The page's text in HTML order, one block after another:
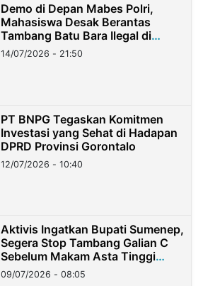
Demo di Depan Mabes Polri,
Mahasiswa Desak Berantas
Tambang Batu Bara Ilegal di
Lampung
14/07/2026 - 21:50
PT BNPG Tegaskan Komitmen
Investasi yang Sehat di Hadapan
DPRD Provinsi Gorontalo
12/07/2026 - 10:40
Aktivis Ingatkan Bupati Sumenep,
Segera Stop Tambang Galian C
Sebelum Makam Asta Tinggi
Longsor
09/07/2026 - 08:05